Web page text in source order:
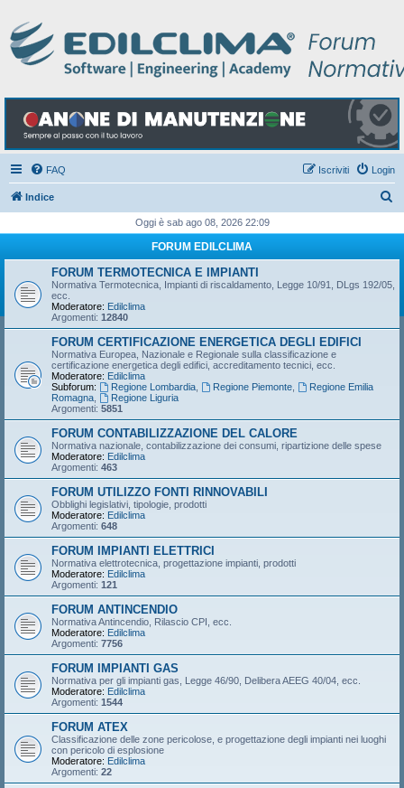
FAQ Login
Iscriviti
Indice
c
Oggi è sab ago 08, 2026 22:09
FORUM EDILCLIMA
FORUM TERMOTECNICA E IMPIANTI
Normativa Termotecnica, Impianti di riscaldamento, Legge 10/91, DLgs 192/05,
ecc.
Moderatore: Edilclima
Argomenti: 12840
FORUM CERTIFICAZIONE ENERGETICA DEGLI EDIFICI
Normativa Europea, Nazionale e Regionale sulla classificazione e
certificazione energetica degli edifici, accreditamento tecnici, ecc.
Moderatore: Edilclima
Subforum:
Regione Lombardia, Regione Piemonte,
Regione Emilia
Romagna
Regione Liguria
Argomenti: 5851
FORUM CONTABILIZZAZIONE DEL CALORE
Normativa nazionale, contabilizzazione dei consumi, ripartizione delle spese
Moderatore: Edilclima
Argomenti: 463
FORUM UTILIZZO FONTI RINNOVABILI
Obblighi legislativi, tipologie, prodotti
Moderatore: Edilclima
Argomenti: 648
FORUM IMPIANTI ELETTRICI
Normativa elettrotecnica, progettazione impianti, prodotti
Moderatore: Edilclima
Argomenti: 121
FORUM ANTINCENDIO
Normativa Antincendio, Rilascio CPI, ecc.
Moderatore: Edilclima
Argomenti: 7756
FORUM IMPIANTI GAS
Normativa per gli impianti gas, Legge 46/90, Delibera AEEG 40/04, ecc.
Moderatore: Edilclima
Argomenti: 1544
FORUM ATEX
Classificazione delle zone pericolose, e progettazione degli impianti nei luoghi
con pericolo di esplosione
Moderatore: Edilclima
Argomenti: 22